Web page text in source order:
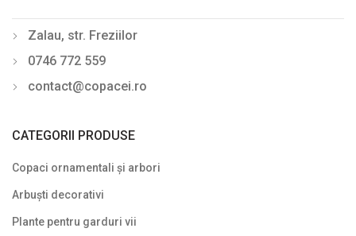
Din nou pe stoc
Gard viu veșnic verde
Ierburi ornamentale
Izvoare de grădină
Lavoare
Mobilier de grădină
Zalau, str. Freziilor
0746 772 559
contact@copacei.ro
CATEGORII PRODUSE
Copaci ornamentali și arbori
Arbuști decorativi
Plante pentru garduri vii